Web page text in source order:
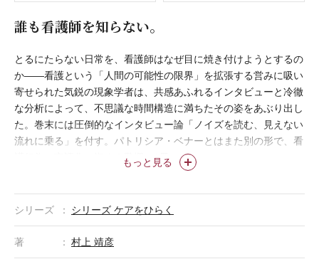
誰も看護師を知らない。
もっと見る
とるにたらない日常を、看護師はなぜ目に焼き付けようとするの
か——看護という「人間の可能性の限界」を拡張する営みに吸い
寄せられた気鋭の現象学者は、共感あふれるインタビューと冷徹
な分析によって、不思議な時間構造に満ちたその姿をあぶり出し
た。巻末には圧倒的なインタビュー論「ノイズを読む、見えない
流れに乗る」を付す。パトリシア・ベナーとはまた別の形で、看
護行為の言語化に資する驚愕の1冊。
シリーズ シリーズ ケアをひらく
著 村上 靖彦